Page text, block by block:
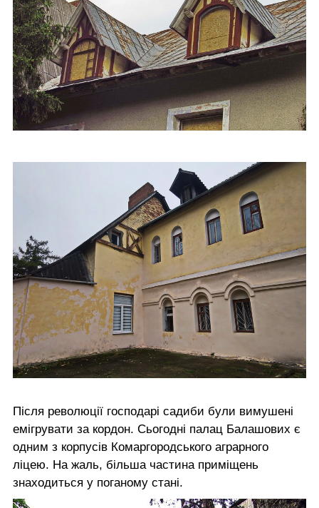
Після революції господарі садиби були вимушені
емігрувати за кордон. Сьогодні палац Балашових є
одним з корпусів Комаргородського аграрного
ліцею. На жаль, більша частина приміщень
знаходиться у поганому стані.